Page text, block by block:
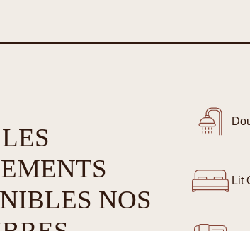
NOS
Lit